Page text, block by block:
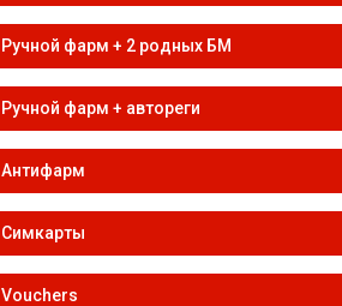
Ручной фарм + 2 родных БМ
Ручной фарм + автореги
Антифарм
Симкарты
Vouchers